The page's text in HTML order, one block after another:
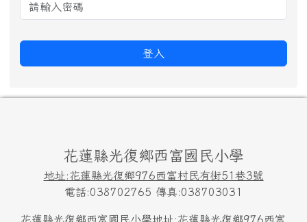
登入
頁尾區域內容
花蓮縣光復鄉西富國民小學
地址:花蓮縣光復鄉976西富村民有街51巷3號
電話:038702765 傳真:038703031
花蓮縣光復鄉西富國民小學地址:花蓮縣光復鄉976西富